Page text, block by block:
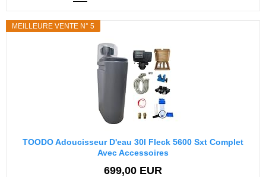
MEILLEURE VENTE N° 5
TOODO Adoucisseur D'eau 30l Fleck 5600 Sxt Complet
Avec Accessoires
699,00 EUR